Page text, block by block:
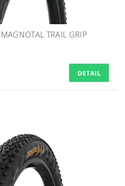
TRAIL GRIP
DETAIL